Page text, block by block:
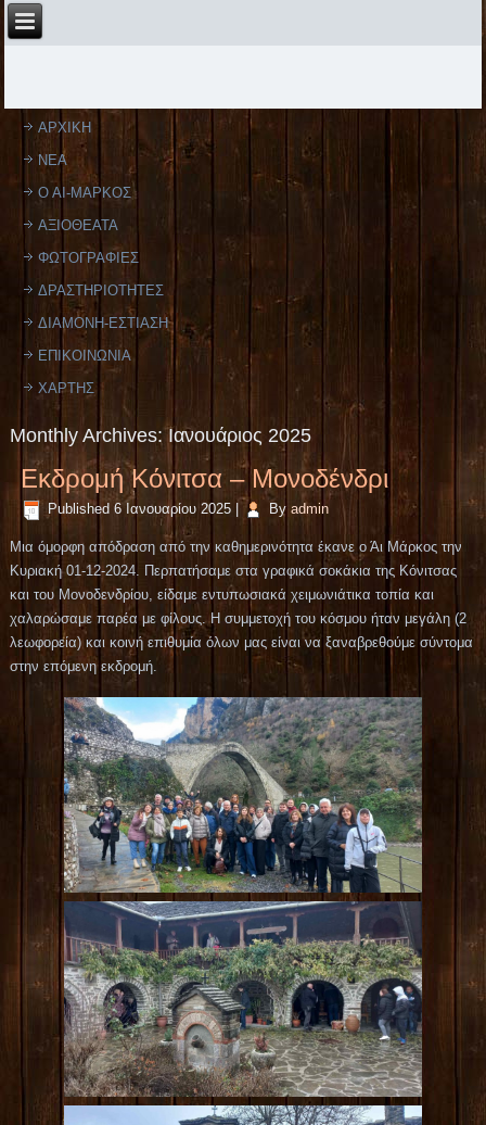
ΑΡΧΙΚΗ
ΝΕΑ
Ο ΑΙ-ΜΑΡΚΟΣ
ΑΞΙΟΘΕΑΤΑ
ΦΩΤΟΓΡΑΦΙΕΣ
ΔΡΑΣΤΗΡΙΟΤΗΤΕΣ
ΔΙΑΜΟΝΗ-ΕΣΤΙΑΣΗ
ΕΠΙΚΟΙΝΩΝΙΑ
ΧΑΡΤΗΣ
Monthly Archives:Ιανουάριος 2025
Εκδρομή Κόνιτσα – Μονοδένδρι
Published 6 Ιανουαρίου 2025 By admin
Μια όμορφη απόδραση από την καθημερινότητα έκανε ο Άι Μάρκος την
Κυριακή 01-12-2024. Περπατήσαμε στα γραφικά σοκάκια της Κόνιτσας
και του Μονοδενδρίου, είδαμε εντυπωσιακά χειμωνιάτικα τοπία και
χαλαρώσαμε παρέα με φίλους. Η συμμετοχή του κόσμου ήταν μεγάλη (2
λεωφορεία) και κοινή επιθυμία όλων μας είναι να ξαναβρεθούμε σύντομα
στην επόμενη εκδρομή.